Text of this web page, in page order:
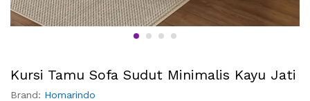
Kursi Tamu Sofa Sudut Minimalis Kayu Jati
Brand: Homarindo